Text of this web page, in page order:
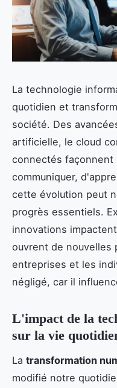
La technologie
quotidien et
société. Des
artificielle, le cloud
connectés façonnent
communiquer,
cette évolution peut
progrès essentiels.
innovations
ouvrent de nouvelles
entreprises et les
négligé, car il
L'impact de la
sur la vie
La transformation
modifié notre